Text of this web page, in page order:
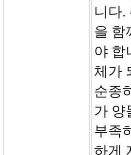
니다.
을 함
야 합
체가
순종
가 양
부족
하게